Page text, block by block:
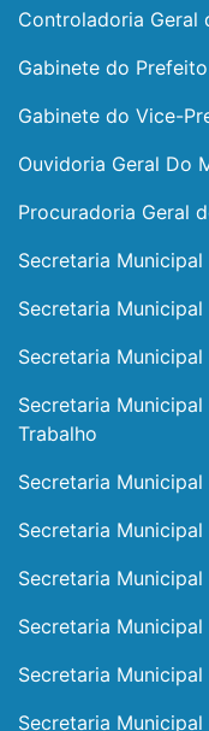
Controladoria Geral
Gabinete do Prefeito
Gabinete do Vice-
Ouvidoria Geral Do
Procuradoria Geral
Secretaria
Secretaria
Secretaria
Secretaria
Trabalho
Secretaria
Secretaria
Secretaria
Secretaria
Secretaria
Secretaria